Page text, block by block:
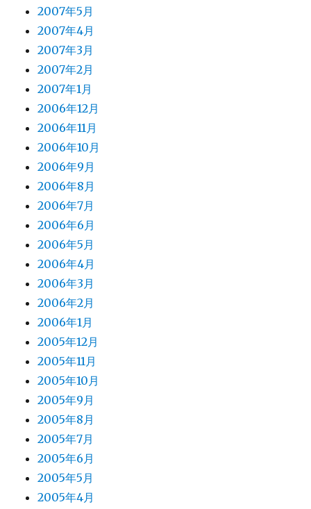
2007年5月
2007年4月
2007年3月
2007年2月
2007年1月
2006年12月
2006年11月
2006年10月
2006年9月
2006年8月
2006年7月
2006年6月
2006年5月
2006年4月
2006年3月
2006年2月
2006年1月
2005年12月
2005年11月
2005年10月
2005年9月
2005年8月
2005年7月
2005年6月
2005年5月
2005年4月